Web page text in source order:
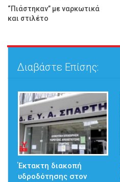
“Πιάστηκαν” με ναρκωτικά
και στιλέτο
Διαβάστε Επίσης:
Έκτακτη διακοπή
υδροδότησης στον